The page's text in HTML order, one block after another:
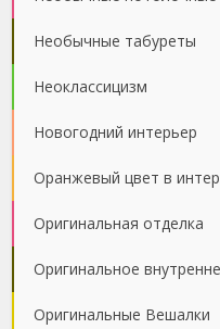
Необычные табуреты
Неоклассицизм
Новогодний интерьер
Оранжевый цвет в
Оригинальная отделка
Оригинальное
Оригинальные Вешалки